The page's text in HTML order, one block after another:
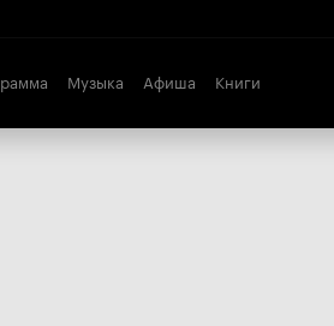
Музыка Афиша Книги